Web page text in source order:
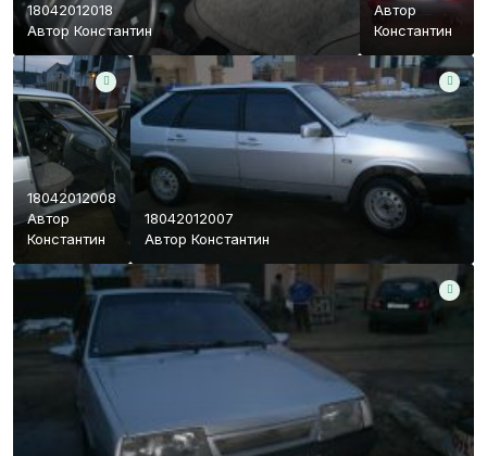
18042012018
Автор Константин
Автор
Константин
18042012008
Автор
Константин
18042012007
Автор Константин